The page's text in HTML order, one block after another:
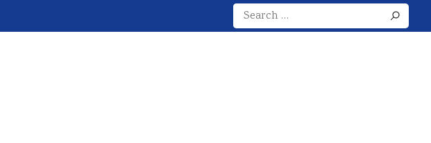
Search
for: